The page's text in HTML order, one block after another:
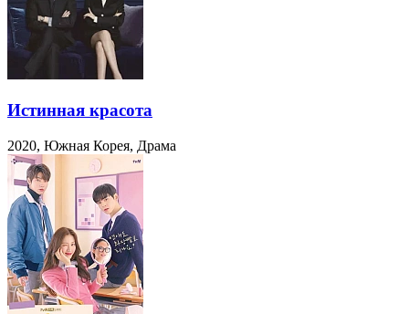
Истинная красота
2020, Южная Корея, Драма